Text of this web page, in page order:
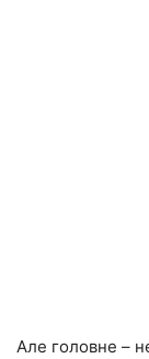
Але головне –